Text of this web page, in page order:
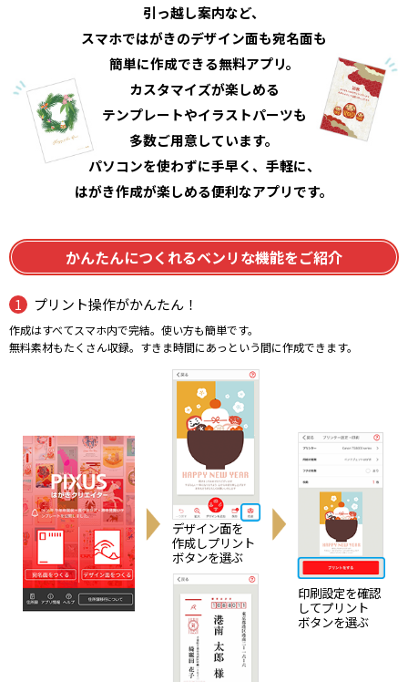
引っ越し案内など、
スマホではがきのデザイン面も宛名面も
簡単に作成できる無料アプリ。
カスタマイズが楽しめる
テンプレートやイラストパーツも
多数ご用意しています。
パソコンを使わずに手早く、手軽に、
はがき作成が楽しめる便利なアプリです。
かんたんにつくれるベンリな機能をご紹介
プリント操作がかんたん！
作成はすべてスマホ内で完結。使い方も簡単です。
無料素材もたくさん収録。すきま時間にあっという間に作成できます。
デザイン面を
作成しプリント
ボタンを選ぶ
印刷設定を確認
してプリント
ボタンを選ぶ